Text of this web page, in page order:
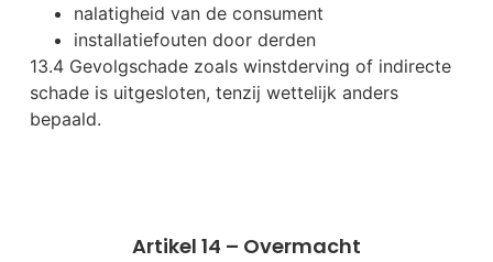
nalatigheid van de consument
installatiefouten door derden
13.4 Gevolgschade zoals winstderving of indirecte
schade is uitgesloten, tenzij wettelijk anders
bepaald.
Artikel 14 – Overmacht